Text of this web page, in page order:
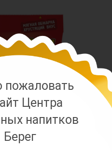
пожаловать
Центра
напитков
Берег